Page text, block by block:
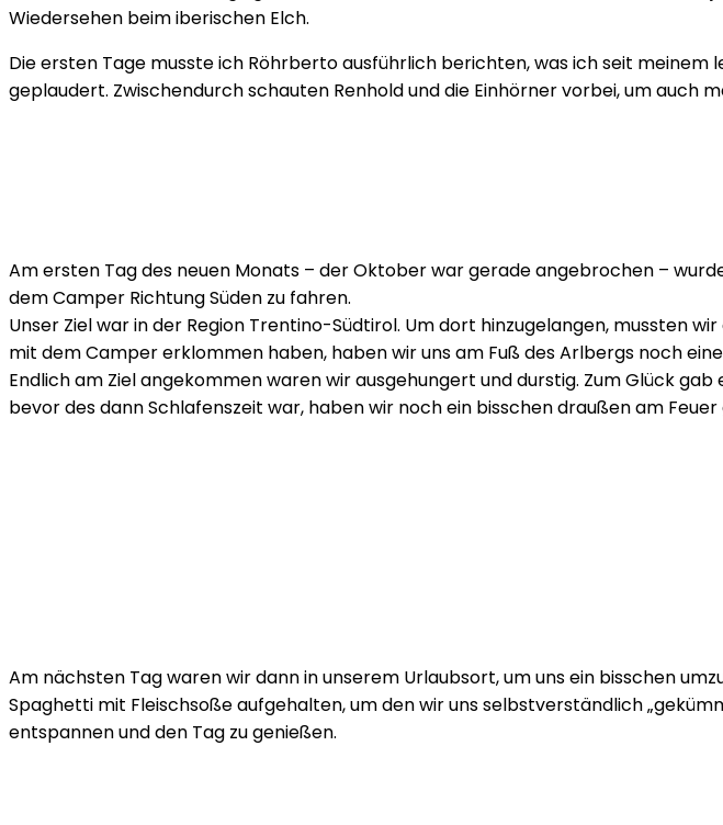
Wiedersehen beim iberischen Elch.
Die ersten Tage musste ich Röhrberto ausführlich berichten, was ich seit
geplaudert. Zwischendurch schauten Renhold und die Einhörner vorbei, um auch
Am ersten Tag des neuen Monats – der Oktober war gerade angebrochen –
dem Camper Richtung Süden zu fahren.
Unser Ziel war in der Region Trentino-Südtirol. Um dort hinzugelangen, mussten
mit dem Camper erklommen haben, haben wir uns am Fuß des Arlbergs noch
Endlich am Ziel angekommen waren wir ausgehungert und durstig. Zum Glück
bevor des dann Schlafenszeit war, haben wir noch ein bisschen draußen am Feuer
Am nächsten Tag waren wir dann in unserem Urlaubsort, um uns ein bisschen
Spaghetti mit Fleischsoße aufgehalten, um den wir uns selbstverständlich
entspannen und den Tag zu genießen.